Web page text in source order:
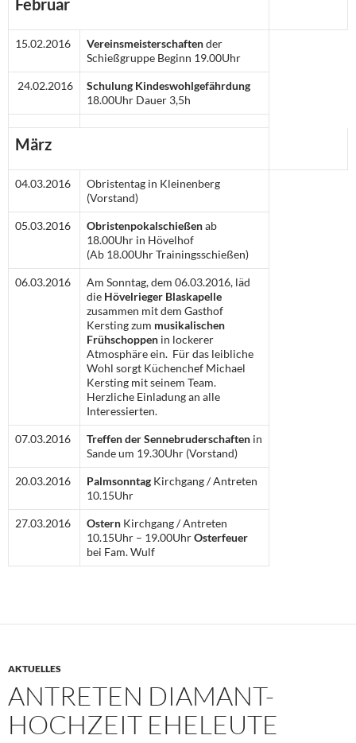
Februar
15.02.2016 Vereinsmeisterschaftender
Schießgruppe Beginn 19.00Uhr
24.02.2016
Schulung Kindeswohlgefährdung
18.00Uhr Dauer 3,5h
März
04.03.2016
Obristentag in Kleinenberg
(Vorstand)
05.03.2016 Obristenpokalschießenab
18.00Uhr in Hövelhof
(Ab 18.00Uhr Trainingsschießen)
06.03.2016
Am Sonntag, dem 06.03.2016, läd
die Hövelrieger Blaskapelle
zusammen mit dem Gasthof
Kersting zum musikalischen
Frühschoppen in lockerer
Atmosphäre ein. Für das leibliche
Wohl sorgt Küchenchef Michael
Kersting mit seinem Team.
Herzliche Einladung an alle
Interessierten.
07.03.2016 Treffen der Sennebruderschaften in
Sande um 19.30Uhr (Vorstand)
20.03.2016 Palmsonntag Kirchgang / Antreten
10.15Uhr
27.03.2016 Ostern Kirchgang / Antreten
10.15Uhr – 19.00UhrOsterfeuer
bei Fam. Wulf
AKTUELLES
ANTRETEN DIAMANT-
HOCHZEIT EHELEUTE